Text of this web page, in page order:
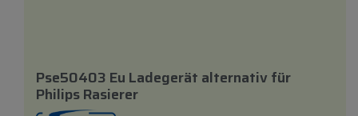
Pse50403 Eu Ladegerät alternativ für
Philips Rasierer